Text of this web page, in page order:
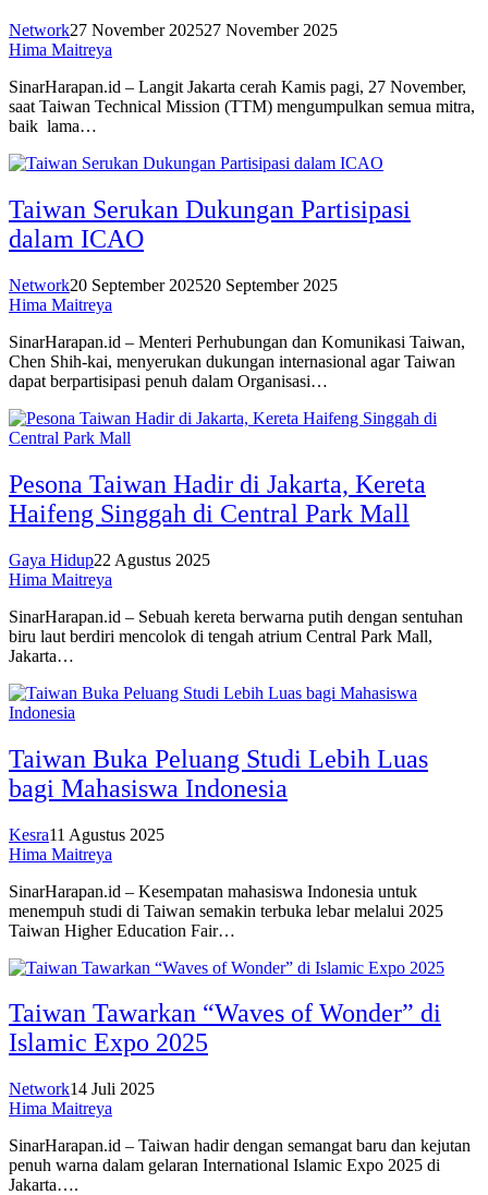
Network27 November 202527 November 2025
Hima Maitreya
SinarHarapan.id – Langit Jakarta cerah Kamis pagi, 27 November,
saat Taiwan Technical Mission (TTM) mengumpulkan semua mitra,
baik lama…
Taiwan Serukan Dukungan Partisipasi
dalam ICAO
Network20 September 202520 September 2025
Hima Maitreya
SinarHarapan.id – Menteri Perhubungan dan Komunikasi Taiwan,
Chen Shih-kai, menyerukan dukungan internasional agar Taiwan
dapat berpartisipasi penuh dalam Organisasi…
Pesona Taiwan Hadir di Jakarta, Kereta
Haifeng Singgah di Central Park Mall
Gaya Hidup22 Agustus 2025
Hima Maitreya
SinarHarapan.id – Sebuah kereta berwarna putih dengan sentuhan
biru laut berdiri mencolok di tengah atrium Central Park Mall,
Jakarta…
Taiwan Buka Peluang Studi Lebih Luas
bagi Mahasiswa Indonesia
Kesra11 Agustus 2025
Hima Maitreya
SinarHarapan.id – Kesempatan mahasiswa Indonesia untuk
menempuh studi di Taiwan semakin terbuka lebar melalui 2025
Taiwan Higher Education Fair…
Taiwan Tawarkan “Waves of Wonder” di
Islamic Expo 2025
Network14 Juli 2025
Hima Maitreya
SinarHarapan.id – Taiwan hadir dengan semangat baru dan kejutan
penuh warna dalam gelaran International Islamic Expo 2025 di
Jakarta….